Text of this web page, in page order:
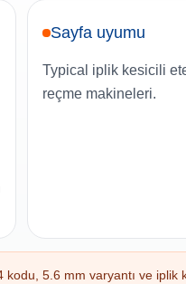
Sayfa uyumu
Typical iplik kesicili
reçme makineleri.
kodu, 5.6 mm varyantı ve iplik